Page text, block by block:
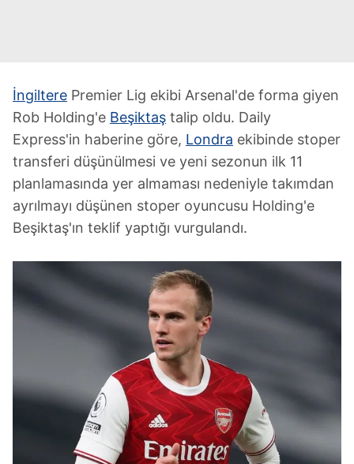
İngiltere Premier Lig ekibi Arsenal'de forma giyen
Rob Holding'e Beşiktaş talip oldu. Daily
Express'in haberine göre, Londra ekibinde stoper
transferi düşünülmesi ve yeni sezonun ilk 11
planlamasında yer almaması nedeniyle takımdan
ayrılmayı düşünen stoper oyuncusu Holding'e
Beşiktaş'ın teklif yaptığı vurgulandı.